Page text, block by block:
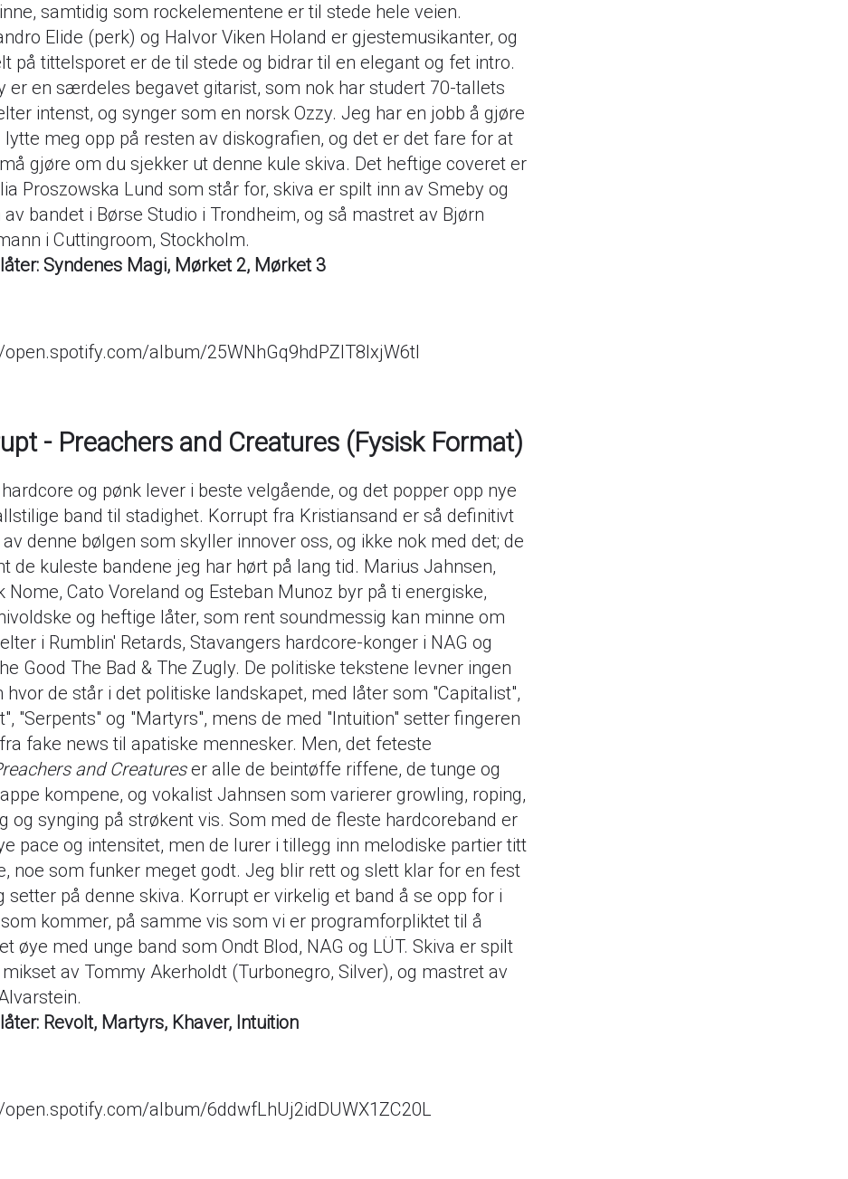
samtidig som rockelementene er til stede hele veien.
Elide (perk) og Halvor Viken Holand er gjestemusikanter, og
på tittelsporet er de til stede og bidrar til en elegant og fet intro.
er en særdeles begavet gitarist, som nok har studert 70-tallets
intenst, og synger som en norsk Ozzy. Jeg har en jobb å gjøre
lytte meg opp på resten av diskografien, og det er det fare for at
gjøre om du sjekker ut denne kule skiva. Det heftige coveret er
Proszowska Lund som står for, skiva er spilt inn av Smeby og
av bandet i Børse Studio i Trondheim, og så mastret av Bjørn
i Cuttingroom, Stockholm.
Syndenes Magi, Mørket 2, Mørket 3
open.spotify.com/album/25WNhGq9hdPZlT8IxjW6tI
- Preachers and Creatures (Fysisk Format)
og pønk lever i beste velgående, og det popper opp nye
band til stadighet. Korrupt fra Kristiansand er så definitivt
denne bølgen som skyller innover oss, og ikke nok med det; de
de kuleste bandene jeg har hørt på lang tid. Marius Jahnsen,
Nome, Cato Voreland og Esteban Munoz byr på ti energiske,
og heftige låter, som rent soundmessig kan minne om
i Rumblin' Retards, Stavangers hardcore-konger i NAG og
Good The Bad & The Zugly. De politiske tekstene levner ingen
hvor de står i det politiske landskapet, med låter som "Capitalist",
"Serpents" og "Martyrs", mens de med "Intuition" setter fingeren
fake news til apatiske mennesker. Men, det feteste
and Creatureser alle de beintøffe riffene, de tunge og
kompene, og vokalist Jahnsen som varierer growling, roping,
og synging på strøkent vis. Som med de fleste hardcoreband er
pace og intensitet, men de lurer i tillegg inn melodiske partier titt
noe som funker meget godt. Jeg blir rett og slett klar for en fest
setter på denne skiva. Korrupt er virkelig et band å se opp for i
kommer, på samme vis som vi er programforpliktet til å
øye med unge band som Ondt Blod, NAG og LÜT. Skiva er spilt
av Tommy Akerholdt (Turbonegro, Silver), og mastret av
Revolt, Martyrs, Khaver, Intuition
open.spotify.com/album/6ddwfLhUj2idDUWX1ZC20L